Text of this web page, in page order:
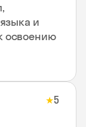
и
освоению
★5